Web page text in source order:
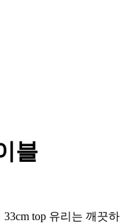
블
33cm top 유리는 깨끗하